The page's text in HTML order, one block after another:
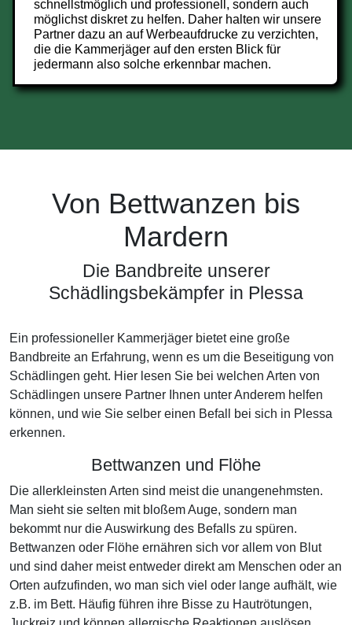
schnellstmöglich und professionell, sondern auch
möglichst diskret zu helfen. Daher halten wir unsere
Partner dazu an auf Werbeaufdrucke zu verzichten,
die die Kammerjäger auf den ersten Blick für
jedermann also solche erkennbar machen.
Von Bettwanzen bis
Mardern
Die Bandbreite unserer
Schädlingsbekämpfer in Plessa
Ein professioneller Kammerjäger bietet eine große
Bandbreite an Erfahrung, wenn es um die Beseitigung von
Schädlingen geht. Hier lesen Sie bei welchen Arten von
Schädlingen unsere Partner Ihnen unter Anderem helfen
können, und wie Sie selber einen Befall bei sich in Plessa
erkennen.
Bettwanzen und Flöhe
Die allerkleinsten Arten sind meist die unangenehmsten.
Man sieht sie selten mit bloßem Auge, sondern man
bekommt nur die Auswirkung des Befalls zu spüren.
Bettwanzen oder Flöhe ernähren sich vor allem von Blut
und sind daher meist entweder direkt am Menschen oder an
Orten aufzufinden, wo man sich viel oder lange aufhält, wie
z.B. im Bett. Häufig führen ihre Bisse zu Hautrötungen,